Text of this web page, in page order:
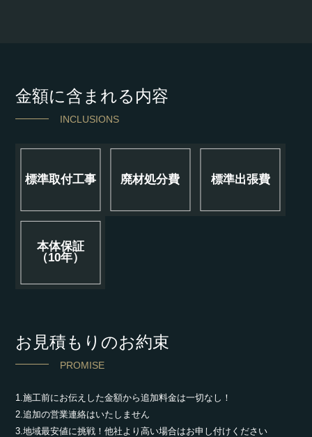
金額に含まれる内容
INCLUSIONS
標準取付工事 廃材処分費 標準出張費
本体保証
（10年）
お見積もりのお約束
PROMISE
1.施工前にお伝えした金額から追加料金は一切なし！
2.追加の営業連絡はいたしません
3.地域最安値に挑戦！他社より高い場合はお申し付けください